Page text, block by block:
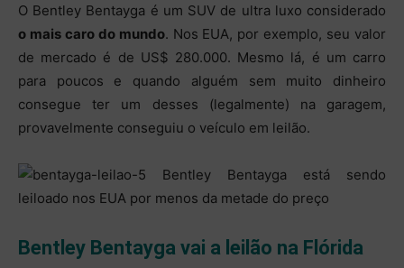
O Bentley Bentayga é um SUV de ultra luxo considerado
o mais caro do mundo. Nos EUA, por exemplo, seu valor
de mercado é de US$ 280.000. Mesmo lá, é um carro
para poucos e quando alguém sem muito dinheiro
consegue ter um desses (legalmente) na garagem,
provavelmente conseguiu o veículo em leilão.
Bentley Bentayga vai a leilão na Flórida